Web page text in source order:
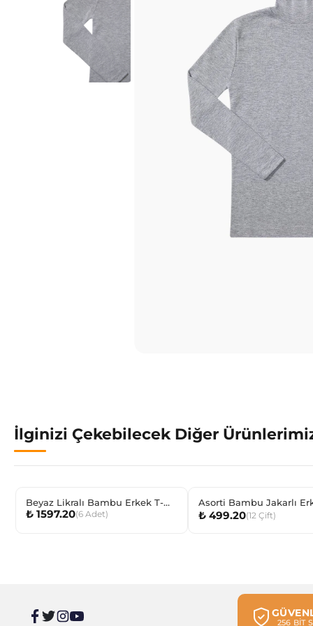
İlginizi Çekebilecek Diğer
Beyaz Likralı Bambu Erkek T-
shırt
₺ 1597.20(6 Adet)
Asorti Bambu Jakarlı
Çorabı
₺ 499.20(12 Çift)
256 BİT